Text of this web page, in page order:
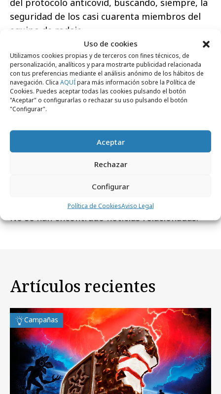
Uso de cookies
Utilizamos cookies propias y de terceros con fines técnicos, de
personalización, analíticos y para mostrarte publicidad relacionada
con tus preferencias mediante el análisis anónimo de los hábitos de
navegación. Clica AQUÍpara más información sobre la Política de
Cookies. Puedes aceptar todas las cookies pulsando el botón
"Aceptar" o configurarlas o rechazar su uso pulsando el botón
"Configurar".
Aceptar
Rechazar
Configurar
Política de CookiesAviso Legal
seguridad de los casi cuarenta miembros del
equipo de rodaje.
https://youtu.be/LrOO2m5xe9w
Noticias Relacionadas
No se han encontrado noticias relacionadas.
Artículos recientes
Campañas